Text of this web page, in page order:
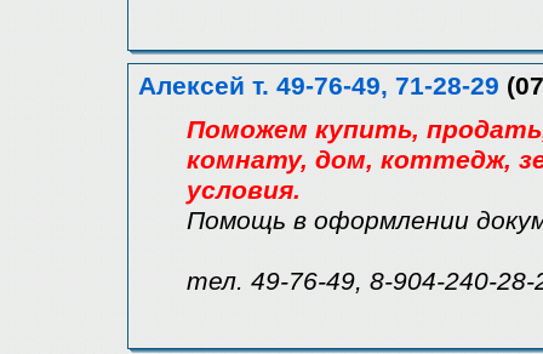
Алексей т. 49-76-49, 71-28-29
Поможем купить,
комнату, дом, коттедж,
условия.
Помощь в оформлении
тел. 49-76-49, 8-904-240-28-